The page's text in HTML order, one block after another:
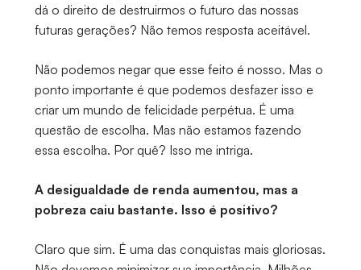
dá o direito de destruirmos o futuro das nossas
futuras gerações? Não temos resposta aceitável.
Não podemos negar que esse feito é nosso. Mas o
ponto importante é que podemos desfazer isso e
criar um mundo de felicidade perpétua. É uma
questão de escolha. Mas não estamos fazendo
essa escolha. Por quê? Isso me intriga.
A desigualdade de renda aumentou, mas a
pobreza caiu bastante. Isso é positivo?
Claro que sim. É uma das conquistas mais gloriosas.